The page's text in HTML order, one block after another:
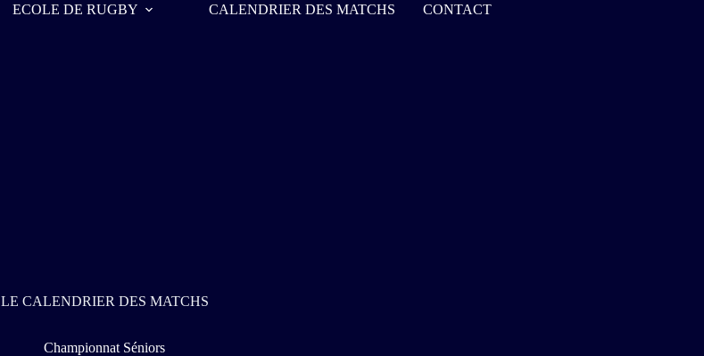
ECOLE DE RUGBY CALENDRIER DES MATCHS CONTACT
LE CALENDRIER DES MATCHS
Championnat Séniors